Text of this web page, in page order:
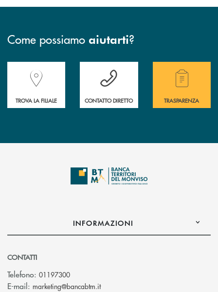
Come possiamo aiutarti?
Accedi all' elenco completo delle filiali della Banca.
TROVA LA FILIALE
Hai bisogno di assistenza immediata?
CONTATTO DIRETTO
Hai bisogno di
TRASPARENZA
INFORMAZIONI
CONTATTI
Telefono: 01197300
E-mail: marketing@bancabtm.it(si apre l’app di posta elettronica)